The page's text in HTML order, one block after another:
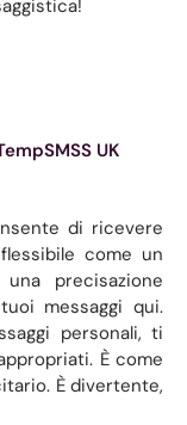
UK
di ricevere
come un
precisazione
messaggi qui.
personali, ti
È come
È divertente,